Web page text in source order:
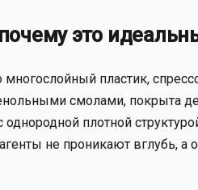
это
многослойный пластик,
смолами,
однородной плотной
не проникают вглубь,